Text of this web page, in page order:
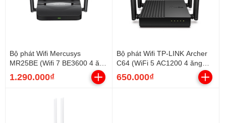
Bộ phát Wifi Mercusys
MR25BE (Wifi 7 BE3600 4 ăng
ten)
1.290.000₫
Bộ phát Wifi TP-LINK Archer
C64 (WiFi 5 AC1200 4 ăng
ten, 5 cổng Gigabit)
650.000₫